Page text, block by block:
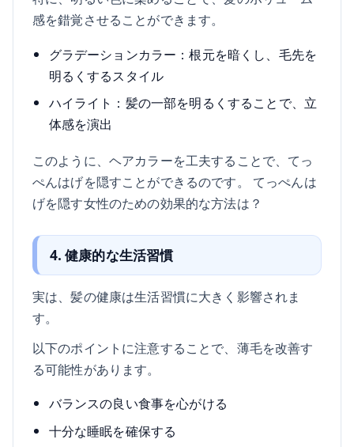
感を錯覚させることができます。
グラデーションカラー：根元を暗くし、毛先を
明るくするスタイル
ハイライト：髪の一部を明るくすることで、立
体感を演出
このように、ヘアカラーを工夫することで、てっ
ぺんはげを隠すことができるのです。 てっぺんは
げを隠す女性のための効果的な方法は？
4. 健康的な生活習慣
実は、髪の健康は生活習慣に大きく影響されま
す。
以下のポイントに注意することで、薄毛を改善す
る可能性があります。
バランスの良い食事を心がける
十分な睡眠を確保する